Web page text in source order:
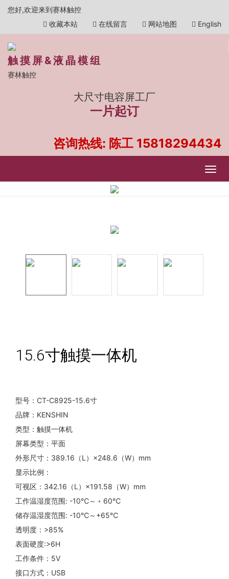
您好,欢迎来到赛林触控
收藏本站
在线留言 网站地图 English
触摸屏&液晶模组
赛林触控
大尺寸电容屏工厂
一片起订
咨询热线: 陈工 15818294434
15.6寸触摸一体机
型号：CT-C8925-15.6寸
品牌：KENSHIN
类型：触摸一体机
屏幕类型：平面
外形尺寸：389.16（L）×248.6（W）mm
显示比例：
可视区：342.16（L）×191.58（W）mm
工作温湿度范围: -10℃～﹢60℃
储存温湿度范围: -10℃～+65℃
透明度：>85%
表面硬度:>6H
工作条件：5V
接口方式：USB